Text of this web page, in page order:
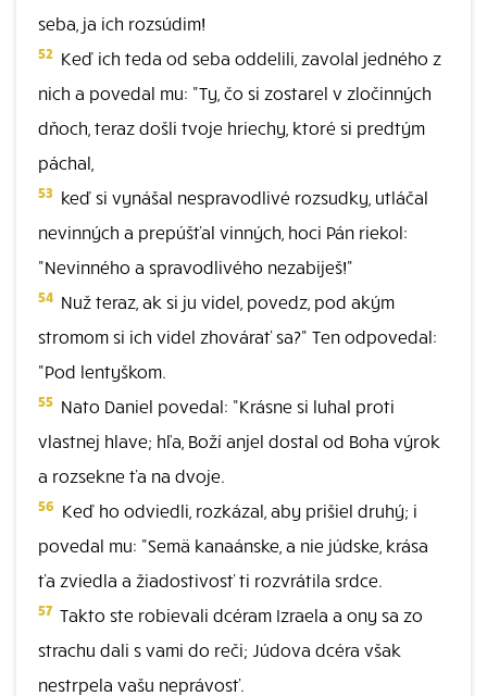
seba, ja ich rozsúdim!
52 Keď ich teda od seba oddelili, zavolal jedného z
nich a povedal mu: "Ty, čo si zostarel v zločinných
dňoch, teraz došli tvoje hriechy, ktoré si predtým
páchal,
53 keď si vynášal nespravodlivé rozsudky, utláčal
nevinných a prepúšťal vinných, hoci Pán riekol:
"Nevinného a spravodlivého nezabiješ!"
54 Nuž teraz, ak si ju videl, povedz, pod akým
stromom si ich videl zhovárať sa?" Ten odpovedal:
"Pod lentyškom.
55 Nato Daniel povedal: "Krásne si luhal proti
vlastnej hlave; hľa, Boží anjel dostal od Boha výrok
a rozsekne ťa na dvoje.
56 Keď ho odviedli, rozkázal, aby prišiel druhý; i
povedal mu: "Semä kanaánske, a nie júdske, krása
ťa zviedla a žiadostivosť ti rozvrátila srdce.
57 Takto ste robievali dcéram Izraela a ony sa zo
strachu dali s vami do reči; Júdova dcéra však
nestrpela vašu neprávosť.